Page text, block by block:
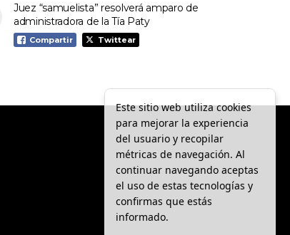
Juez “samuelista” resolverá amparo de
administradora de la Tía Paty
Compartir Twittear
Este sitio web utiliza cookies
para mejorar la experiencia
del usuario y recopilar
métricas de navegación. Al
continuar navegando aceptas
el uso de estas tecnologías y
confirmas que estás
informado.